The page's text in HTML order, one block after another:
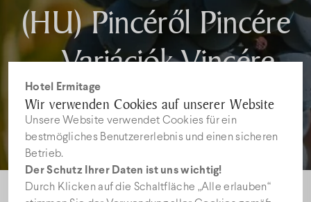
Hotel Ermitage
Wir verwenden Cookies auf unserer Website
Unsere Website verwendet Cookies für ein
bestmögliches Benutzererlebnis und einen sicheren
Betrieb.
Der Schutz Ihrer Daten ist uns wichtig!
Durch Klicken auf die Schaltfläche „Alle erlauben“
(HU) Pincéről Pincére
– Variációk Vincére
2016
Zimmer
Restaurant
Bilder